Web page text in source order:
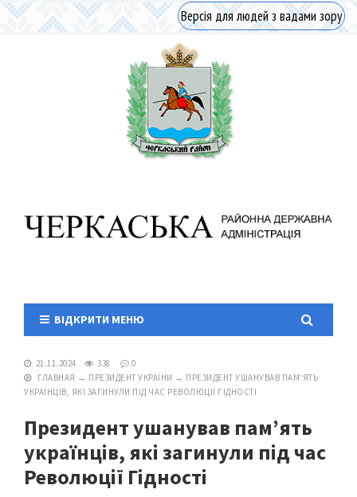
Версія для людей з вадами зору
ВІДКРИТИ МЕНЮ
21.11.2024 338
0
ГЛАВНАЯ → ПРЕЗИДЕНТ УКРАЇНИ → ПРЕЗИДЕНТ УШАНУВАВ ПАМ’ЯТЬ
УКРАЇНЦІВ, ЯКІ ЗАГИНУЛИ ПІД ЧАС РЕВОЛЮЦІЇ ГІДНОСТІ
Президент ушанував пам’ять
українців, які загинули під час
Революції Гідності